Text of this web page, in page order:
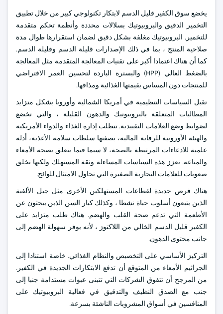
يخضع سوق الكفير قليل الدسم لابتكار تكنولوجي كبير من خلال تطبيق
التخمير الدقيق والبروبيوتيك بسلالات محددة وأنظمة تحكم متقدمة
للتخمير. البروبيوتيك مغلفة بشكل دقيق لضمان استقرارها طوال مدة
صلاحية المنتج ، بما في ذلك الإصدارات قليلة الدسم وقليلة الدسم.
كما أن هناك اعتمادا أكبر على تقنيات المعالجة المتقدمة مثل المعالجة
بالضغط العالي (HPP) والبسترة الباردة لتحسين العمر الافتراضي
للمنتجات دون المساس بقيمتها الغذائية ومذاقها.
تقبل السياسات التنظيمية في أمريكا الشمالية وأوروبا بشكل متزايد
المطالبات المتعلقة بالبروبيوتيك والدهون القليلة ، والتي تخضع
لضوابط وضع العلامات التقييدية. تتطلب إدارة الغذاء والدواء الأمريكية
والهيئة الأوروبية للرقابة المالية، بصفتها سلطات سلامة الأغذية، أدلة
علمية للادعاءات المرتبطة بالصحة، لا سيما فيما يتعلق بصحة الأمعاء
والمناعة. تعزز هذه السياسات المساءلة وثقة المستهلك ولكنها تخلق
صعوبات للعلامات التجارية الصغيرة التي تحاول الامتثال للوائح.
هناك فرص جديدة لقطاعات المستهلكين الأخرى مثل جيل الألفية
الذين يتبعون أسلوب حياة نشطا ، وكذلك كبار السن الذين يبحثون عن
الأطعمة التي تدعم صحة القلب والهضم. هناك طلب متزايد على
الكفير قليل الدسم الخالي من اللاكتوز ، لأنه يوفر سهولة الهضم إلى
جانب محتوى الدهون.
التركيز الأساسي على التخصيص والنظام الغذائي. خاصة استنادا إلى
الجراثيم الأمعاء من المتوقع أن تدفع الابتكارات الجديدة في الكفير.
من المرجح أن تتفوق الشركات التي تتبنى عبوات مستدامة جنبا إلى
جنب مع الصدق النظيف والتدقيق في فعالية البروبيوتيك على
المنافسين في أسواق المشروبات الناشئة بسرعة.